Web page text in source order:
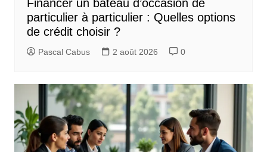
Financer un bateau d’occasion de
particulier à particulier : Quelles options
de crédit choisir ?
Pascal Cabus 2 août 2026 0